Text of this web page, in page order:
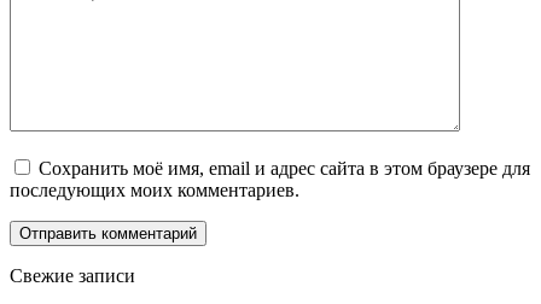
Сохранить моё имя, email и адрес сайта в этом браузере для
последующих моих комментариев.
Свежие записи